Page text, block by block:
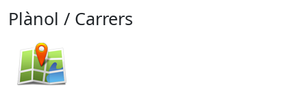
Plànol / Carrers